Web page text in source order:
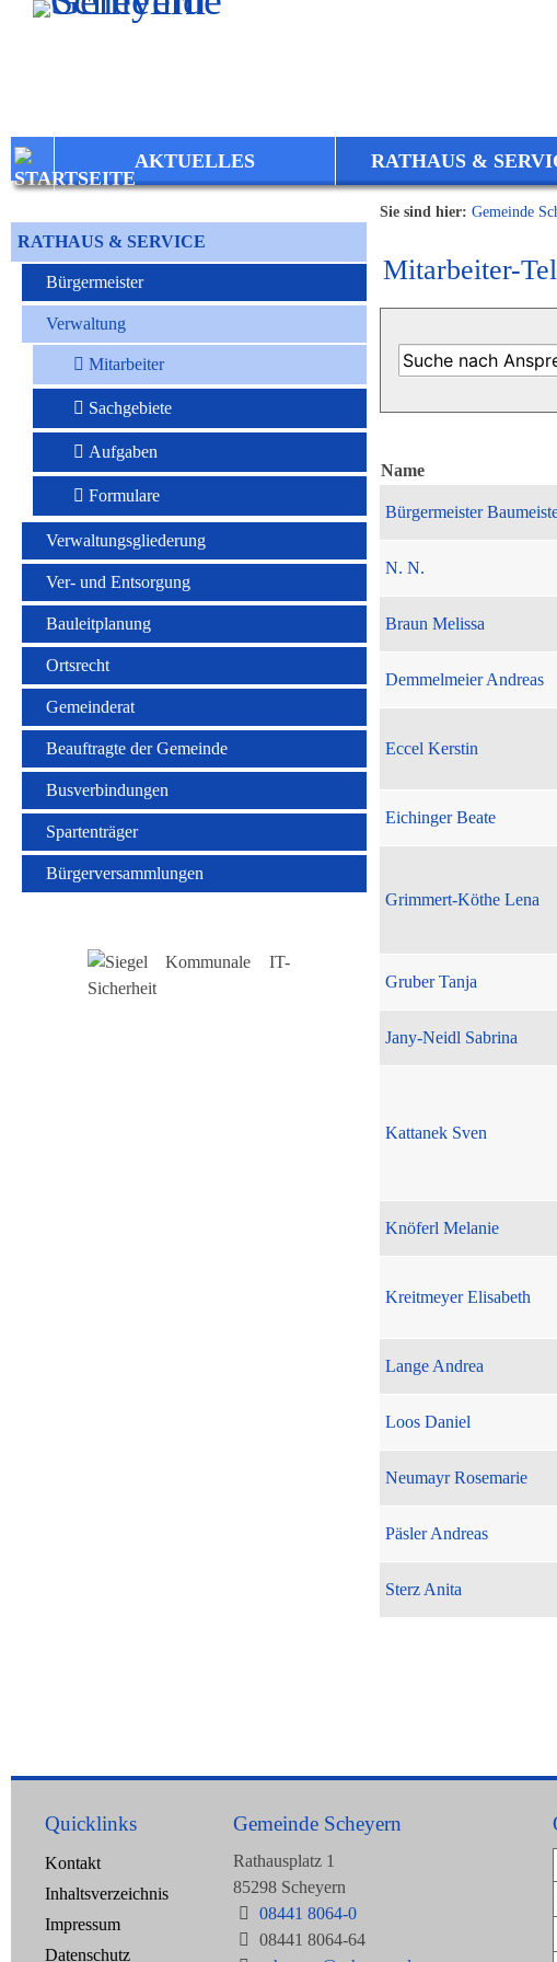
Zum Inhalt,zur Navigationoder
AKTUELLES RATHAUS &
RATHAUS & SERVICE
Bürgermeister
Verwaltung
Mitarbeiter
Sachgebiete
Aufgaben
Formulare
Verwaltungsgliederung
Ver- und Entsorgung
Bauleitplanung
Ortsrecht
Gemeinderat
Beauftragte der Gemeinde
Busverbindungen
Spartenträger
Bürgerversammlungen
Sie sind hier: Gemeinde
Mitarbeiter-
Name
Bürgermeister
N. N.
Braun Melissa
Demmelmeier Andreas
Eccel Kerstin
Eichinger Beate
Grimmert-Köthe Lena
Gruber Tanja
Jany-Neidl Sabrina
Kattanek Sven
Knöferl Melanie
Kreitmeyer Elisabeth
Lange Andrea
Loos Daniel
Neumayr Rosemarie
Päsler Andreas
Sterz Anita
Quicklinks
Kontakt
Inhaltsverzeichnis
Impressum
Datenschutz
Gemeinde Scheyern
Rathausplatz 1
85298 Scheyern
08441 8064-0
08441 8064-64